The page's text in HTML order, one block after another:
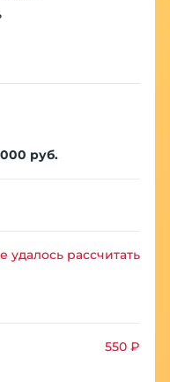
руб.
удалось рассчитать
550 ₽